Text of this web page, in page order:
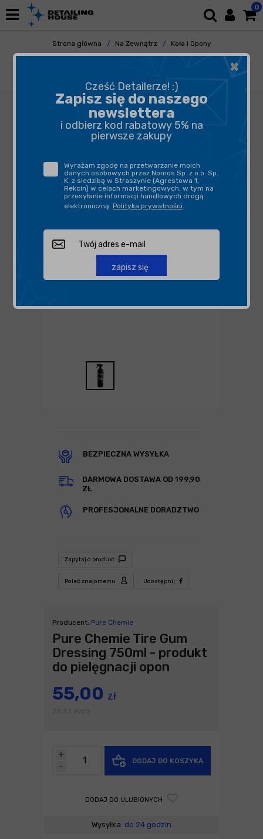
0
Strona główna Na Zewnątrz
Koła i Opony
Dressingi
BEZPIECZNA WYSYŁKA
DARMOWA DOSTAWA OD 199,90
ZŁ
PROFESJONALNE DORADZTWO
Zapytaj o produkt
Poleć znajomemu Udostępnij
Producent: Pure Chemie
Pure Chemie Tire Gum
Dressing 750ml - produkt
do pielęgnacji opon
55,00 zł
-
+
DODAJ DO KOSZYKA
DODAJ DO ULUBIONYCH
Wysyłka: do 24 godzin
×
Cześć Detailerze! :)
Zapisz się do naszego
newslettera
i odbierz kod rabatowy 5% na
pierwsze zakupy
Wyrażam zgodę na przetwarzanie moich
danych osobowych przez Nomos Sp. z o.o. Sp.
K. z siedzibą w Straszynie (Agrestowa 1,
Rekcin) w celach marketingowych, w tym na
przesyłanie informacji handlowych drogą
elektroniczną. Polityka prywatności.
zapisz się